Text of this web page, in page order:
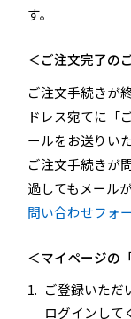
す。
＜ご注文完了の
ご注文手続きが
ドレス宛てに「
ールをお送りい
ご注文手続きが
過してもメール
問い合わせフォ
＜マイページの
ご登録いただ
ログインして